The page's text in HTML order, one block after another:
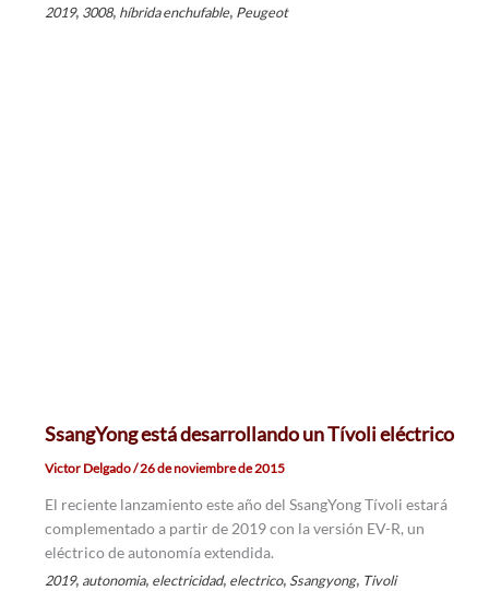
2019, 3008, híbrida enchufable, Peugeot
SsangYong está desarrollando un Tívoli eléctrico
Victor Delgado/26 de noviembre de 2015
El reciente lanzamiento este año del SsangYong Tívoli estará
complementado a partir de 2019 con la versión EV-R, un
eléctrico de autonomía extendida.
2019, autonomia, electricidad, electrico, Ssangyong, Tivoli